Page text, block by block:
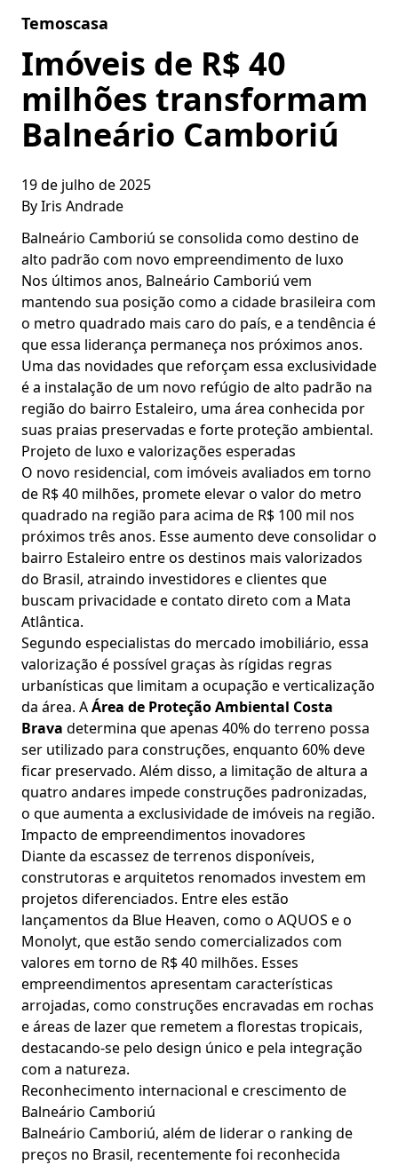
Temoscasa
Imóveis de R$ 40
milhões transformam
Balneário Camboriú
19 de julho de 2025
ByIris Andrade
Balneário Camboriú se consolida como destino de
alto padrão com novo empreendimento de luxo
Nos últimos anos, Balneário Camboriú vem
mantendo sua posição como a cidade brasileira com
o metro quadrado mais caro do país, e a tendência é
que essa liderança permaneça nos próximos anos.
Uma das novidades que reforçam essa exclusividade
é a instalação de um novo refúgio de alto padrão na
região do bairro Estaleiro, uma área conhecida por
suas praias preservadas e forte proteção ambiental.
Projeto de luxo e valorizações esperadas
O novo residencial, com imóveis avaliados em torno
de R$ 40 milhões, promete elevar o valor do metro
quadrado na região para acima de R$ 100 mil nos
próximos três anos. Esse aumento deve consolidar o
bairro Estaleiro entre os destinos mais valorizados
do Brasil, atraindo investidores e clientes que
buscam privacidade e contato direto com a Mata
Atlântica.
Segundo especialistas do mercado imobiliário, essa
valorização é possível graças às rígidas regras
urbanísticas que limitam a ocupação e verticalização
da área. AÁrea de Proteção Ambiental Costa
Brava determina que apenas 40% do terreno possa
ser utilizado para construções, enquanto 60% deve
ficar preservado. Além disso, a limitação de altura a
quatro andares impede construções padronizadas,
o que aumenta a exclusividade de imóveis na região.
Impacto de empreendimentos inovadores
Diante da escassez de terrenos disponíveis,
construtoras e arquitetos renomados investem em
projetos diferenciados. Entre eles estão
lançamentos da Blue Heaven, como o AQUOS e o
Monolyt, que estão sendo comercializados com
valores em torno de R$ 40 milhões. Esses
empreendimentos apresentam características
arrojadas, como construções encravadas em rochas
e áreas de lazer que remetem a florestas tropicais,
destacando-se pelo design único e pela integração
com a natureza.
Reconhecimento internacional e crescimento de
Balneário Camboriú
Balneário Camboriú, além de liderar o ranking de
preços no Brasil, recentemente foi reconhecida